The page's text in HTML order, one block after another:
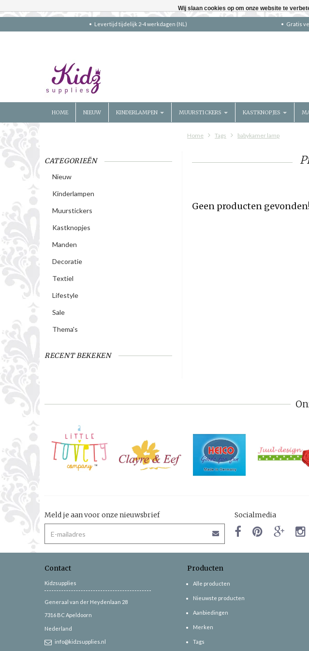
Levertijd tijdelijk 2-4 werkdagen (NL) Gratis
HOME NIEUW KINDERLAMPEN MUURSTICKERS KASTKNOPJES
Home Tags babykamer lamp
CATEGORIEËN
Nieuw
Kinderlampen
Muurstickers
Kastknopjes
Manden
Decoratie
Textiel
Lifestyle
Sale
Thema's
RECENT BEKEKEN
Geen producten gevonden!
Meld je aan voor onze nieuwsbrief Socialmedia
Contact
Kidzsupplies
Generaal van der Heydenlaan 28
7316 BC Apeldoorn
Nederland
info@kidzsupplies.nl
Producten
Alle producten
Nieuwste producten
Aanbiedingen
Merken
Tags
Wij slaan cookies op om onze website te